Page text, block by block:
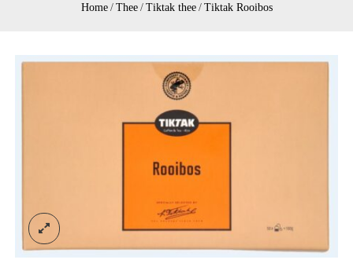
Home / Thee / Tiktak thee / Tiktak Rooibos